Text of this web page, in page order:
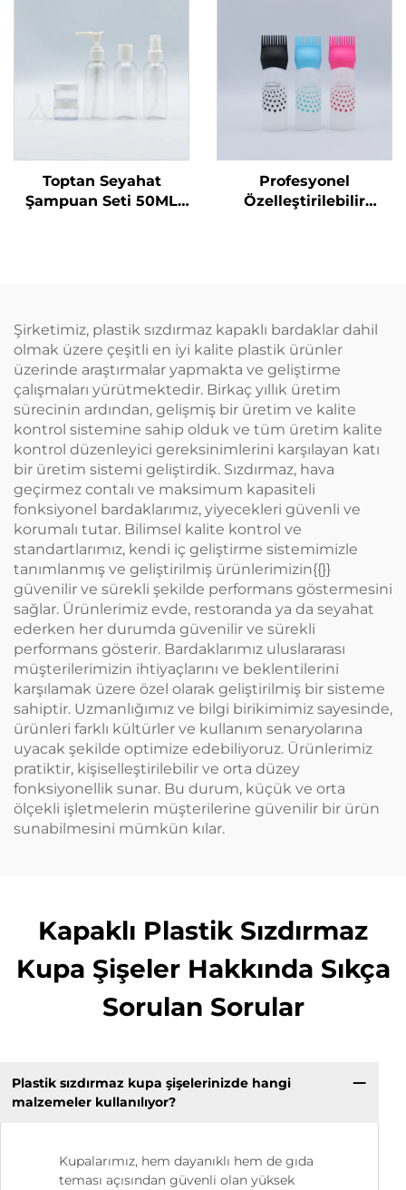
Mühürleme
Toptan Seyahat
Şampuan Seti 50ML
Profesyonel
Özelleştirilebilir
Şirketimiz, plastik sızdırmaz kapaklı bardaklar dahil
olmak üzere çeşitli en iyi kalite plastik ürünler
üzerinde araştırmalar yapmakta ve geliştirme
çalışmaları yürütmektedir. Birkaç yıllık üretim
sürecinin ardından, gelişmiş bir üretim ve kalite
kontrol sistemine sahip olduk ve tüm üretim kalite
kontrol düzenleyici gereksinimlerini karşılayan katı
bir üretim sistemi geliştirdik. Sızdırmaz, hava
geçirmez contalı ve maksimum kapasiteli
fonksiyonel bardaklarımız, yiyecekleri güvenli ve
korumalı tutar. Bilimsel kalite kontrol ve
standartlarımız, kendi iç geliştirme sistemimizle
tanımlanmış ve geliştirilmiş ürünlerimizin{{}}
güvenilir ve sürekli şekilde performans göstermesini
sağlar. Ürünlerimiz evde, restoranda ya da seyahat
ederken her durumda güvenilir ve sürekli
performans gösterir. Bardaklarımız uluslararası
müşterilerimizin ihtiyaçlarını ve beklentilerini
karşılamak üzere özel olarak geliştirilmiş bir sisteme
sahiptir. Uzmanlığımız ve bilgi birikimimiz sayesinde,
ürünleri farklı kültürler ve kullanım senaryolarına
uyacak şekilde optimize edebiliyoruz. Ürünlerimiz
pratiktir, kişiselleştirilebilir ve orta düzey
fonksiyonellik sunar. Bu durum, küçük ve orta
ölçekli işletmelerin müşterilerine güvenilir bir ürün
sunabilmesini mümkün kılar.
Kapaklı Plastik Sızdırmaz
Kupa Şişeler Hakkında Sıkça
Sorulan Sorular
Plastik sızdırmaz kupa şişelerinizde hangi
malzemeler kullanılıyor?
Kupalarımız, hem dayanıklı hem de gıda
teması açısından güvenli olan yüksek